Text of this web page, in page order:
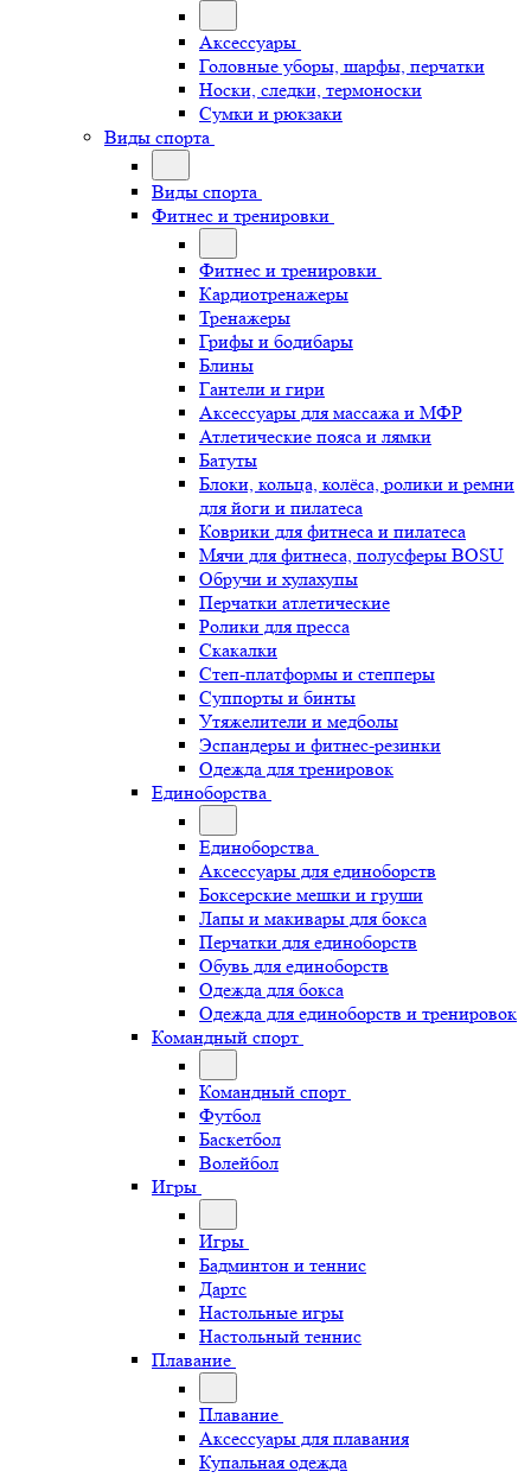
Аксессуары
Головные уборы, шарфы, перчатки
Носки, следки, термоноски
Сумки и рюкзаки
Виды спорта
Виды спорта
Фитнес и тренировки
Фитнес и тренировки
Кардиотренажеры
Тренажеры
Грифы и бодибары
Блины
Гантели и гири
Аксессуары для массажа и МФР
Атлетические пояса и лямки
Батуты
Блоки, кольца, колёса, ролики и ремни
для йоги и пилатеса
Коврики для фитнеса и пилатеса
Мячи для фитнеса, полусферы BOSU
Обручи и хулахупы
Перчатки атлетические
Ролики для пресса
Скакалки
Степ-платформы и степперы
Суппорты и бинты
Утяжелители и медболы
Эспандеры и фитнес-резинки
Одежда для тренировок
Единоборства
Единоборства
Аксессуары для единоборств
Боксерские мешки и груши
Лапы и макивары для бокса
Перчатки для единоборств
Обувь для единоборств
Одежда для бокса
Одежда для единоборств и тренировок
Командный спорт
Командный спорт
Футбол
Баскетбол
Волейбол
Игры
Игры
Бадминтон и теннис
Дартс
Настольные игры
Настольный теннис
Плавание
Плавание
Аксессуары для плавания
Купальная одежда